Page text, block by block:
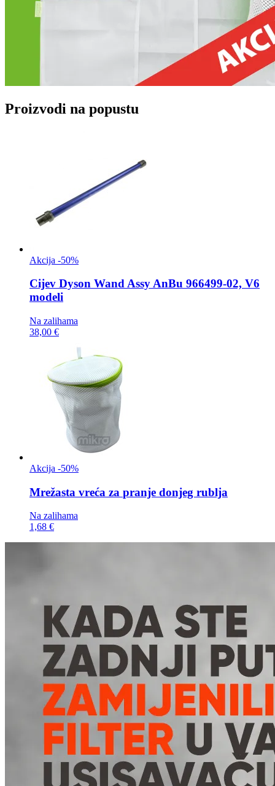
Proizvodi na popustu
Akcija -50%
Cijev Dyson Wand Assy AnBu 966499-02, V6
modeli
Na zalihama
38,00 €
Akcija -50%
Mrežasta vreća za pranje donjeg rublja
Na zalihama
1,68 €